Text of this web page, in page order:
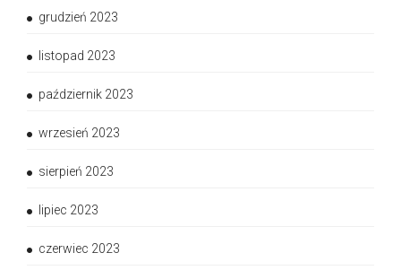
grudzień 2023
listopad 2023
październik 2023
wrzesień 2023
sierpień 2023
lipiec 2023
czerwiec 2023